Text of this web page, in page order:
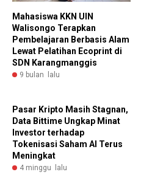
Mahasiswa KKN UIN
Walisongo Terapkan
Pembelajaran Berbasis Alam
Lewat Pelatihan Ecoprint di
SDN Karangmanggis
9 bulan lalu
Pasar Kripto Masih Stagnan,
Data Bittime Ungkap Minat
Investor terhadap
Tokenisasi Saham AI Terus
Meningkat
4 minggu lalu